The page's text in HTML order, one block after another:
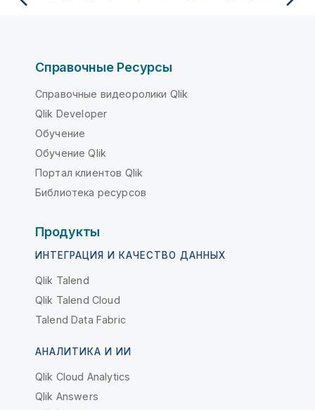
Справочные Ресурсы
Справочные видеоролики Qlik
Qlik Developer
Обучение
Обучение Qlik
Портал клиентов Qlik
Библиотека ресурсов
Продукты
ИНТЕГРАЦИЯ И КАЧЕСТВО ДАННЫХ
Qlik Talend
Qlik Talend Cloud
Talend Data Fabric
АНАЛИТИКА И ИИ
Qlik Cloud Analytics
Qlik Answers